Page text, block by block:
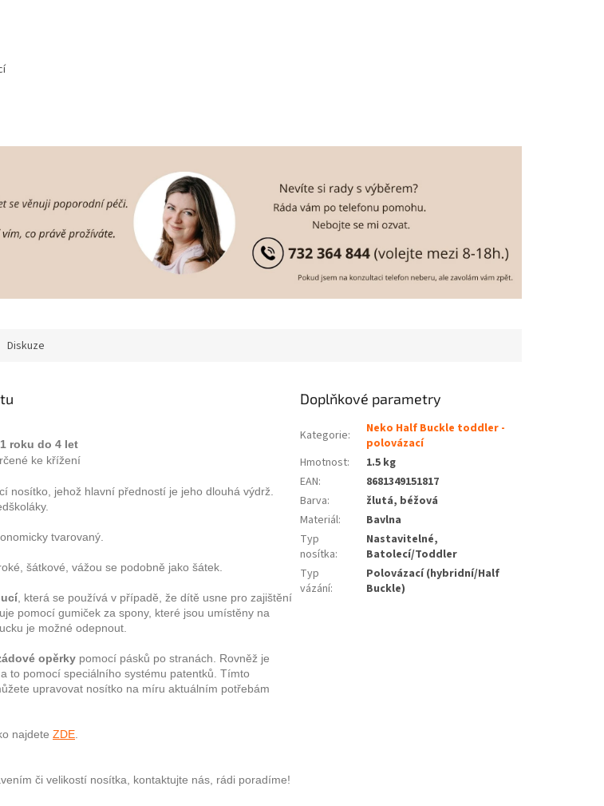
Diskuze
roku do 4 let
ke křížení
nosítko, jehož hlavní předností je jeho dlouhá výdrž.
tvarovaný.
šátkové, vážou se podobně jako šátek.
, která se používá v případě, že dítě usne pro zajištění
pomocí gumiček za spony, které jsou umístěny na
je možné odepnout.
opěrky pomocí pásků po stranách. Rovněž je
a to pomocí speciálního systému patentků. Tímto
upravovat nosítko na míru aktuálním potřebám
najdete ZDE
či velikostí nosítka, kontaktujte nás, rádi poradíme!
Doplňkové parametry
Kategorie:
Neko Half Buckle toddler -
polovázací
Hmotnost:
1.5 kg
EAN:
8681349151817
Barva:
žlutá, béžová
Materiál:
Bavlna
Typ
nosítka:
Nastavitelné,
Batolecí/Toddler
Typ
vázání:
Polovázací (hybridní/Half
Buckle)